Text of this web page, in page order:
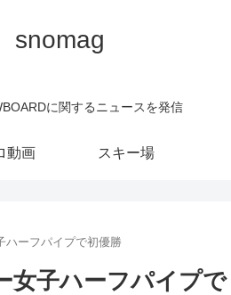
snomag
に関するニュースを発信
動画 スキー場
ハーフパイプで初優勝
女子ハーフパイプで